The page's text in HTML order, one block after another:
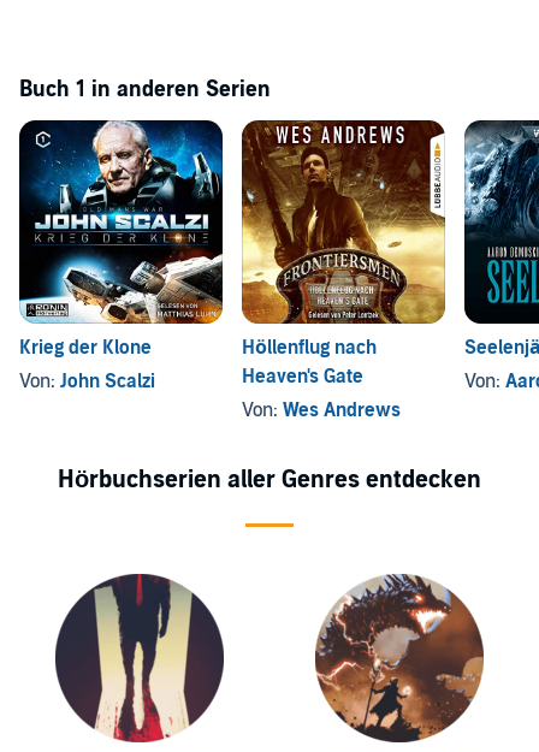
Buch 1 in anderen Serien
Krieg der Klone
Von: John Scalzi
Höllenflug nach
Heaven's Gate
Von: Wes Andrews
Von:
Hörbuchserien aller Genres entdecken